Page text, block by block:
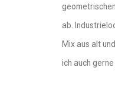
ab.
Mix aus alt
ich auch